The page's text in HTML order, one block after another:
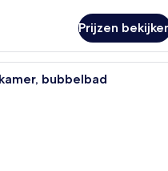
Prijzen
Een zwembad met
bubbelbad